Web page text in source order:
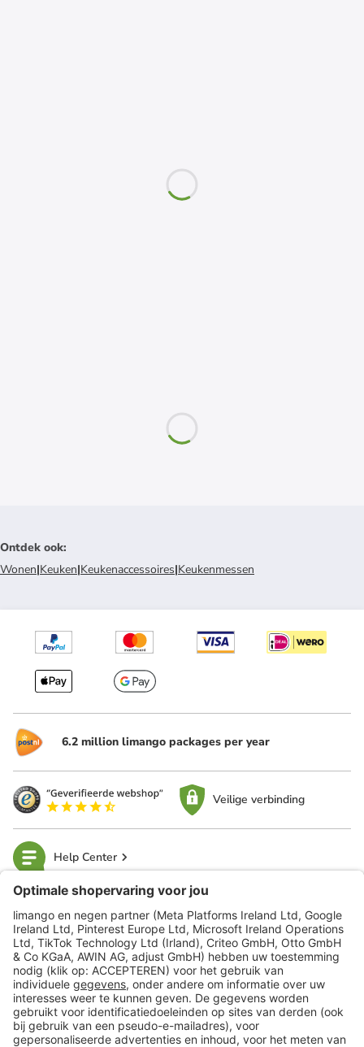
Ontdek ook:
Wonen|Keuken|Keukenaccessoires|Keukenmessen
6.2 million limango packages per year
Veilige verbinding
Help Center
limango
Veilig winkelen
Klantenservice
Shop